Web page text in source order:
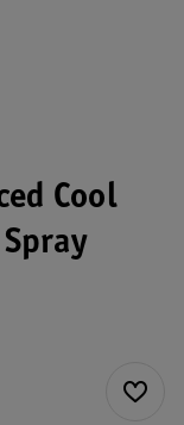
Cool